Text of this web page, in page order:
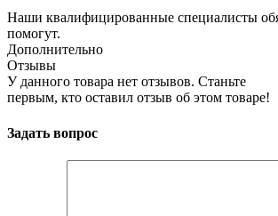
Наши квалифицированные специалисты
помогут.
Дополнительно
Отзывы
У данного товара нет отзывов. Станьте
первым, кто оставил отзыв об этом товаре!
Задать вопрос